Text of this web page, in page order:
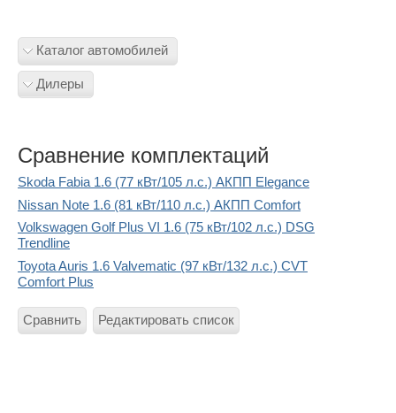
Каталог автомобилей
Дилеры
Сравнение комплектаций
Skoda Fabia 1.6 (77 кВт/105 л.с.) АКПП Elegance
Nissan Note 1.6 (81 кВт/110 л.с.) АКПП Comfort
Volkswagen Golf Plus VI 1.6 (75 кВт/102 л.с.) DSG
Trendline
Toyota Auris 1.6 Valvematic (97 кВт/132 л.с.) CVT
Comfort Plus
Сравнить Редактировать список